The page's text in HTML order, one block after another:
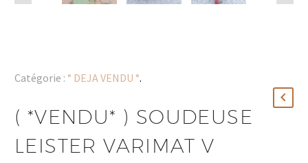
Catégorie : ° DEJA VENDU °.
( *VENDU* ) SOUDEUSE
LEISTER VARIMAT V